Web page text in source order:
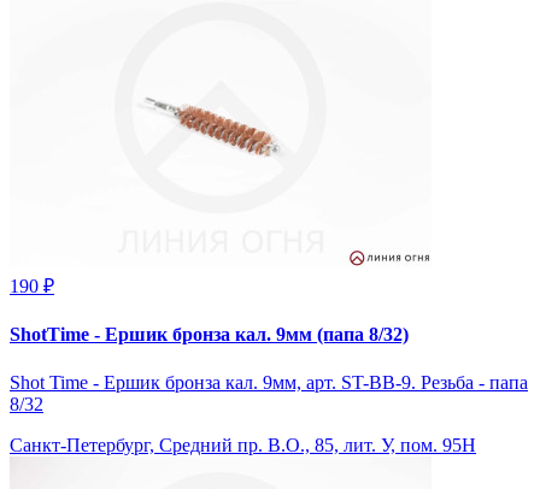
190 ₽
ShotTime - Ершик бронза кал. 9мм (папа 8/32)
Shot Time - Ершик бронза кал. 9мм, арт. ST-BB-9. Резьба - папа
8/32
Санкт-Петербург, Средний пр. В.О., 85, лит. У, пом. 95Н